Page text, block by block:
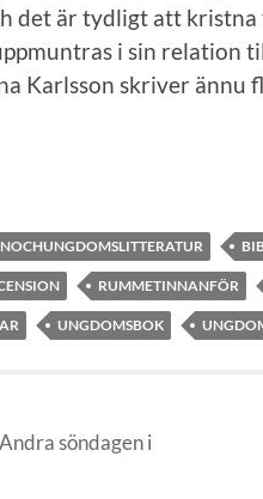
det är tydligt att
i sin relation
Karlsson skriver ännu
RUMMETINNANFÖR
UNGDOMSBOK
söndagen i